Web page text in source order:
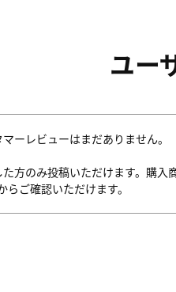
ユー
ーレビューはまだありません。
方のみ投稿いただけます。購入
らご確認いただけます。